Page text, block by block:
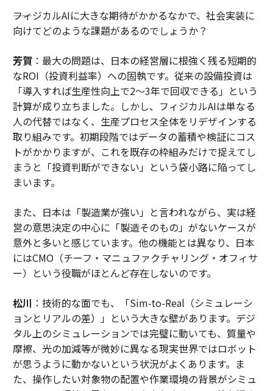
――フィジカルAIに大きな期待がかかるなかで、社会実装に
向けてどのような課題があるのでしょうか？
芳賀 ：最大の問題は、日本の経営層に根強く残る短期的
なROI（投資利益率）への固執です。従来の設備投資は
「導入すれば生産性向上で2〜3年で回収できる」という
計算が成り立ちました。しかし、フィジカルAIは単なる
人の代替ではなく、生産プロセス全体をリデザインする
取り組みです。初期段階ではデータの蓄積や検証にコス
トがかかりますが、これを既存の枠組みだけで捉えてし
まうと「投資判断ができない」という袋小路に陥ってし
まいます。
また、日本は「製造業が強い」と言われながら、実は経
営の意思決定の中心に「製造そのもの」がないケースが
意外と多いと感じています。他の機能とは異なり、日本
にはCMO（チーフ・マニュファクチャリング・オフィサ
ー）という役職がほとんど存在しないのです。
松川 ：技術的な面でも、「Sim-to-Real（シミュレーシ
ョンとリアルの差）」という大きな壁があります。デジ
タル上のシミュレーションでは完璧に動いても、質量や
摩擦、光の加減等が微妙に異なる現実世界ではロボット
が思うように動かないという状況がよくあります。ま
た、操作したい対象物の配置や作業環境の背景がシミュ